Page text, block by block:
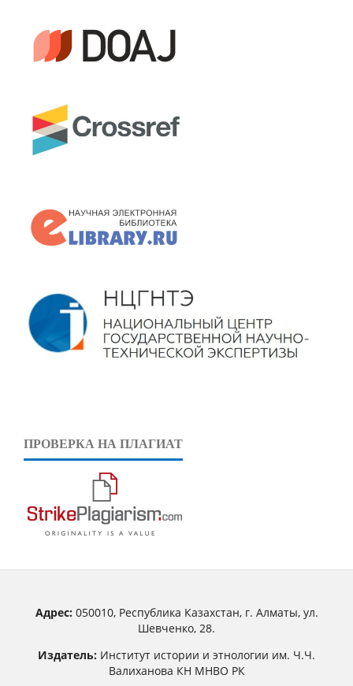
ПРОВЕРКА НА ПЛАГИАТ
Адрес:050010, Республика Казахстан, г. Алматы, ул.
Шевченко, 28.
Издатель: Институт истории и этнологии им. Ч.Ч.
Валиханова КН МНВО РК